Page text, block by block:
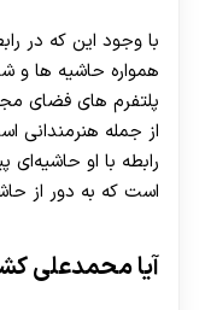
با وجود این که در
همواره حاشیه ها و
پلتفرم های فضای
از جمله
رابطه با او حاشیه‌ای
است که به دور از
آیا محمدعلی